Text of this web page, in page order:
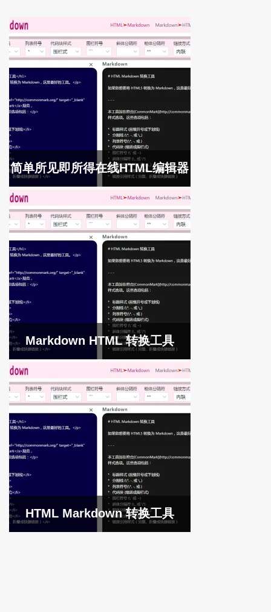
简单所见即所得在线HTML编辑器
Markdown HTML 转换工具
HTML Markdown 转换工具